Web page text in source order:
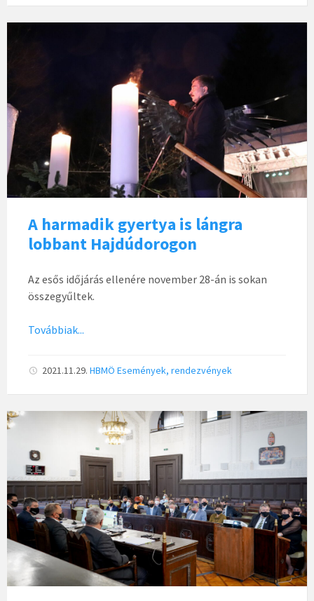
A harmadik gyertya is lángra
lobbant Hajdúdorogon
Az esős időjárás ellenére november 28-án is sokan
összegyűltek.
Továbbiak...
2021.11.29. HBMÖ Események, rendezvények